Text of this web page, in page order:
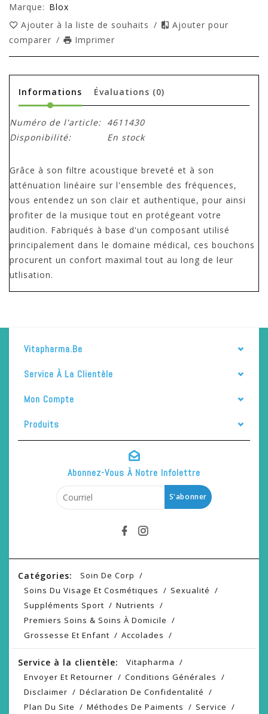
Marque: Blox
Ajouter à la liste de souhaits /
Ajouter pour
comparer / Imprimer
Informations Évaluations (0)
Numéro de l'article: 4611430
Disponibilité:
En stock
Grâce à son filtre acoustique breveté et à son
atténuation linéaire sur l'ensemble des fréquences,
vous entendez un son clair et authentique, pour ainsi
profiter de la musique tout en protégeant votre
audition. Fabriqués à base d'un composant utilisé
principalement dans le domaine médical, ces bouchons
procurent un confort maximal tout au long de leur
utlisation.
Vitapharma.be
Service À La Clientèle
Mon Compte
Produits
Abonnez-Vous À Notre Infolettre
S'abonner
Catégories:
Soin De Corp
Soins Du Visage Et Cosmétiques
Sexualité
Suppléments Sport
Nutrients
Premiers Soins & Soins À Domicile
Grossesse Et Enfant
Accolades
Service à la clientèle:
Vitapharma
Envoyer Et Retourner
Conditions Générales
Disclaimer
Déclaration De Confidentalité
Plan Du Site
Méthodes De Paiments Service